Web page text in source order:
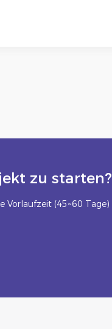
zu starten?
Vorlaufzeit (45~60 Tage)